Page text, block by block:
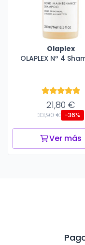
Olaplex
OLAPLEX Nº 4
21,80 €
33,90 € -36%
Ver más